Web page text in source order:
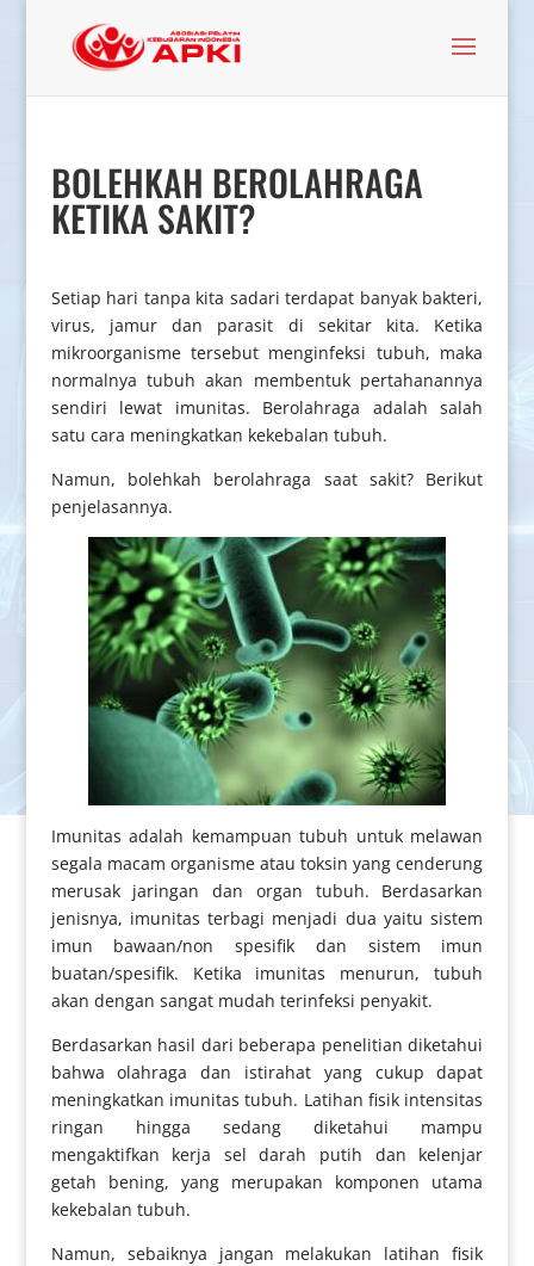
BOLEHKAH BEROLAHRAGA
KETIKA SAKIT?
Setiap hari tanpa kita sadari terdapat banyak bakteri,
virus, jamur dan parasit di sekitar kita. Ketika
mikroorganisme tersebut menginfeksi tubuh, maka
normalnya tubuh akan membentuk pertahanannya
sendiri lewat imunitas. Berolahraga adalah salah
satu cara meningkatkan kekebalan tubuh.
Namun, bolehkah berolahraga saat sakit? Berikut
penjelasannya.
Imunitas adalah kemampuan tubuh untuk melawan
segala macam organisme atau toksin yang cenderung
merusak jaringan dan organ tubuh. Berdasarkan
jenisnya, imunitas terbagi menjadi dua yaitu sistem
imun bawaan/non spesifik dan sistem imun
buatan/spesifik. Ketika imunitas menurun, tubuh
akan dengan sangat mudah terinfeksi penyakit.
Berdasarkan hasil dari beberapa penelitian diketahui
bahwa olahraga dan istirahat yang cukup dapat
meningkatkan imunitas tubuh. Latihan fisik intensitas
ringan hingga sedang diketahui mampu
mengaktifkan kerja sel darah putih dan kelenjar
getah bening, yang merupakan komponen utama
kekebalan tubuh.
Namun, sebaiknya jangan melakukan latihan fisik